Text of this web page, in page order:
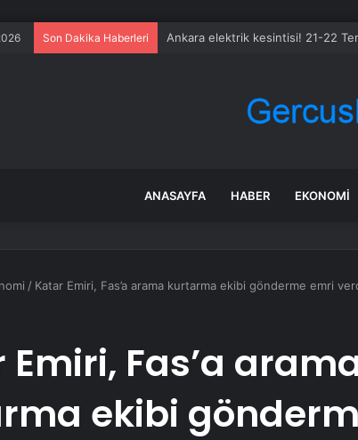
Son Dakika Haberleri Ankara elektrik kesintisi! 21-22
ANASAYFA HABER EKONOMI
/ Katar Emiri, Fas’a arama kurtarma ekibi gönderme emri
Emiri, Fas’a
ekibi